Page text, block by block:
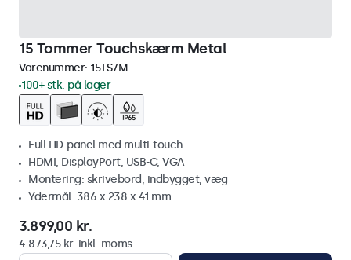
15 Tommer Touchskærm Metal
Varenummer: 15TS7M
100+ stk. på lager
Full HD-panel med multi-touch
HDMI, DisplayPort, USB-C, VGA
Montering: skrivebord, indbygget, væg
Ydermål: 386 x 238 x 41 mm
3.899,00 kr.
4.873,75 kr. inkl. moms